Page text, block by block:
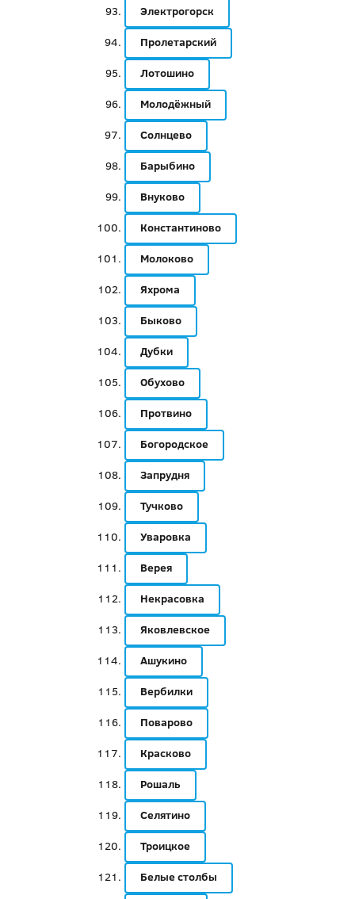
Электрогорск
Пролетарский
Лотошино
Молодёжный
Солнцево
Барыбино
Внуково
Константиново
Молоково
Яхрома
Быково
Дубки
Обухово
Протвино
Богородское
Запрудня
Тучково
Уваровка
Верея
Некрасовка
Яковлевское
Ашукино
Вербилки
Поварово
Красково
Рошаль
Селятино
Троицкое
Белые столбы